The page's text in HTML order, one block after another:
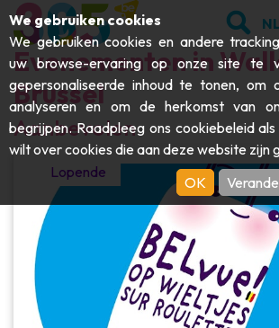
BEZOEKEN
Abdijen & religieuze monumenten
Archeologie
Kunst
Ambachten & knowhow
Kastelen, citadellen & belforten
ONTDEKKEN
Grotten
Tuinen, parken & natuursites
Aquariums, dierenparken & -tuinen
BEWEGEN
Toeristische boten & cruises
Railbikes & toeristische treinen
EVENEMENTEN
DE LEUKSTE
Evenementen in
Brussel
Aanbevolen
Lopende
We gebruiken cookies
We gebruiken cookies en andere
uw browse-ervaring op onze site te
gepersonaliseerde inhoud te tonen, om
analyseren en om de herkomst van
begrijpen. Raadpleeg ons cookiebeleidals
wilt over cookies die aan deze website zijn
OK